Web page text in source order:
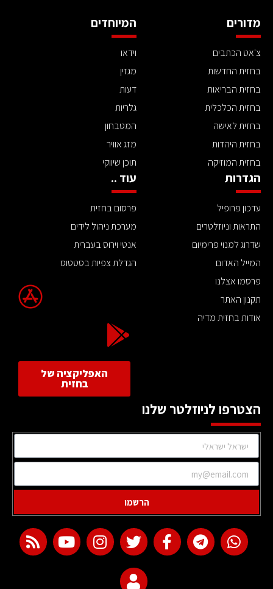
מדורים
צ'אט הכתבים
בחזית החדשות
בחזית הבריאות
בחזית הכלכלית
בחזית לאישה
בחזית היהדות
בחזית המוזיקה
המיוחדים
וידאו
מגזין
דעות
גלריות
המטבחון
מזג אוויר
תוכן שיווקי
הגדרות
עדכון פרופיל
התראות וניוזלטרים
שדרוג למנוי פרימיום
המייל האדום
פרסמו אצלנו
תקנון האתר
אודות בחזית מדיה
עוד ..
פרסום בחזית
מערכת ניהול לידים
אנטי וירוס בעברית
הגדלת צפיות בסטטוס
האפליקציה של
בחזית
הצטרפו לניוזלטר שלנו
הרשמו